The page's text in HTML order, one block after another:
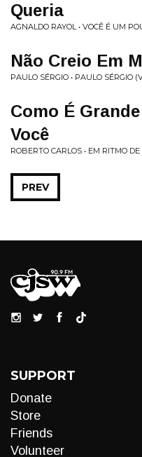
Queria
AGNALDO RAYOL • VOCÊ É UM
Não Creio Em
PAULO SÉRGIO • PAULO SÉRGIO
Como É
Você
ROBERTO CARLOS • EM RITMO
PREV
SUPPORT
Donate
Store
Friends
Volunteer